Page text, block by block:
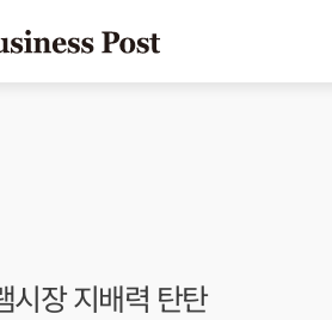
시장 지배력 탄탄